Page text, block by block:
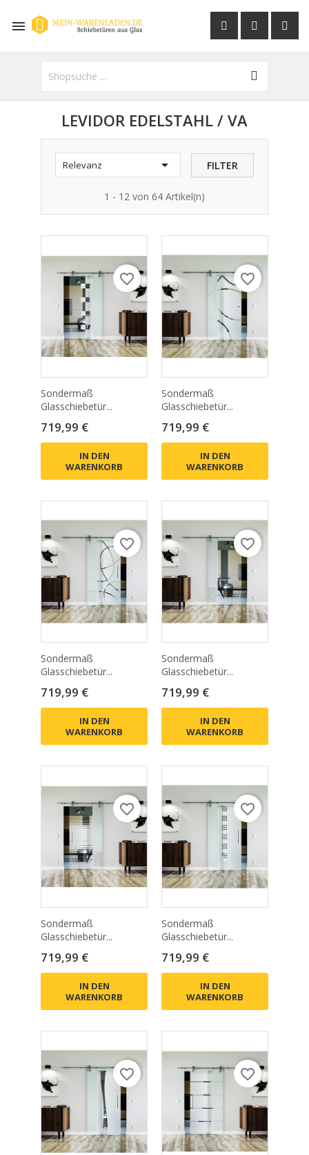

LEVIDOR EDELSTAHL / VA
Relevanz  FILTER
1 - 12 von 64 Artikel(n)
Sondermaß
Glasschiebetür...
Preis
719,99 €
IN DEN
WARENKORB
favorite_border
Sondermaß
Glasschiebetür...
Preis
719,99 €
IN DEN
WARENKORB
favorite_border
Sondermaß
Glasschiebetür...
Preis
719,99 €
IN DEN
WARENKORB
favorite_border
Sondermaß
Glasschiebetür...
Preis
719,99 €
IN DEN
WARENKORB
favorite_border
Sondermaß
Glasschiebetür...
Preis
719,99 €
IN DEN
WARENKORB
favorite_border
Sondermaß
Glasschiebetür...
Preis
719,99 €
IN DEN
WARENKORB
favorite_border
favorite_border favorite_border